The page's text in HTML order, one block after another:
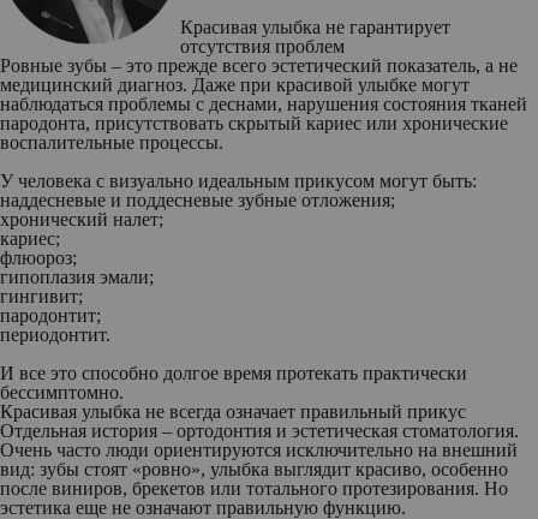
Красивая улыбка не гарантирует
отсутствия проблем
Ровные зубы – это прежде всего эстетический показатель, а не
медицинский диагноз. Даже при красивой улыбке могут
наблюдаться проблемы с деснами, нарушения состояния тканей
пародонта, присутствовать скрытый кариес или хронические
воспалительные процессы.
У человека с визуально идеальным прикусом могут быть:
наддесневые и поддесневые зубные отложения;
хронический налет;
кариес;
флюороз;
гипоплазия эмали;
гингивит;
пародонтит;
периодонтит.
И все это способно долгое время протекать практически
бессимптомно.
Красивая улыбка не всегда означает правильный прикус
Отдельная история – ортодонтия и эстетическая стоматология.
Очень часто люди ориентируются исключительно на внешний
вид: зубы стоят «ровно», улыбка выглядит красиво, особенно
после виниров, брекетов или тотального протезирования. Но
эстетика еще не означают правильную функцию.